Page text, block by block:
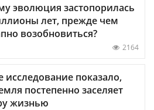
эволюция застопорилась
лет, прежде чем
возобновиться?
2164
исследование показало,
постепенно заселяет
жизнью